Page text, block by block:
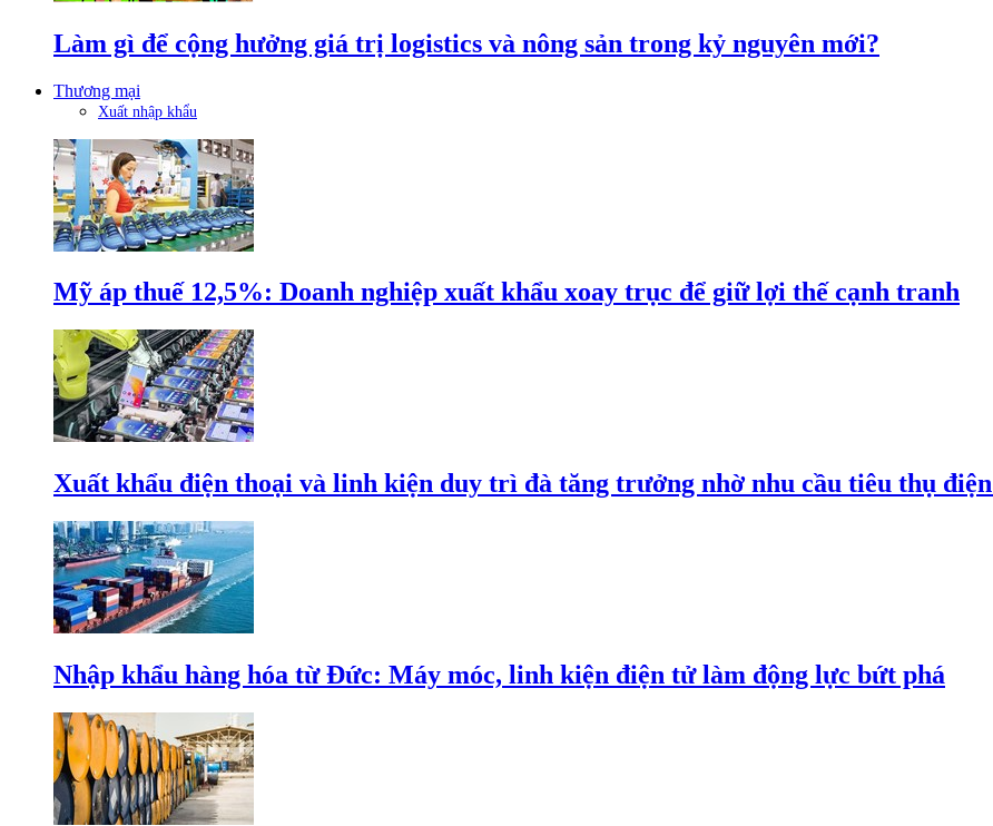
Làm gì để cộng hưởng giá trị logistics và nông sản trong kỷ nguyên mới?
Thương mại
Xuất nhập khẩu
Mỹ áp thuế 12,5%: Doanh nghiệp xuất khẩu xoay trục để giữ lợi thế cạnh tranh
Xuất khẩu điện thoại và linh kiện duy trì đà tăng trưởng nhờ nhu cầu tiêu thụ
Nhập khẩu hàng hóa từ Đức: Máy móc, linh kiện điện tử làm động lực bứt phá